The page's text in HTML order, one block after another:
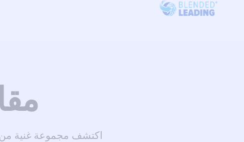
اكتشف مجموعة غنية من